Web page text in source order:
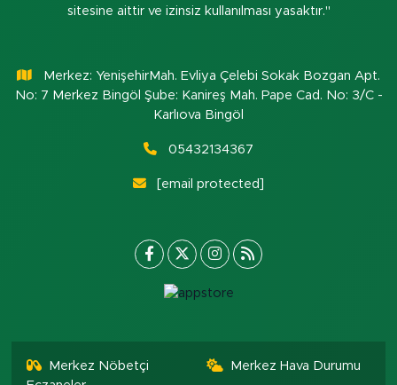
sitesine aittir ve izinsiz kullanılması yasaktır."
Merkez: YenişehirMah. Evliya Çelebi Sokak Bozgan Apt.
No: 7 Merkez Bingöl Şube: Kanireş Mah. Pape Cad. No: 3/C -
Karlıova Bingöl
05432134367
[email protected]
Merkez Nöbetçi
Merkez Hava Durumu